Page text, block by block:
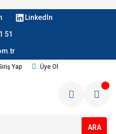
LinkedIn
51
Yap Üye Ol
ARA